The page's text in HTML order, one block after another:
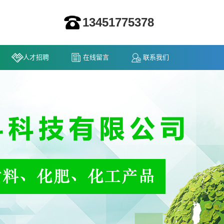
13451775378
人才招聘 在线留言 联系我们